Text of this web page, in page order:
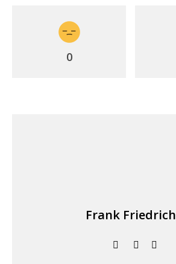
0
Frank Friedrich